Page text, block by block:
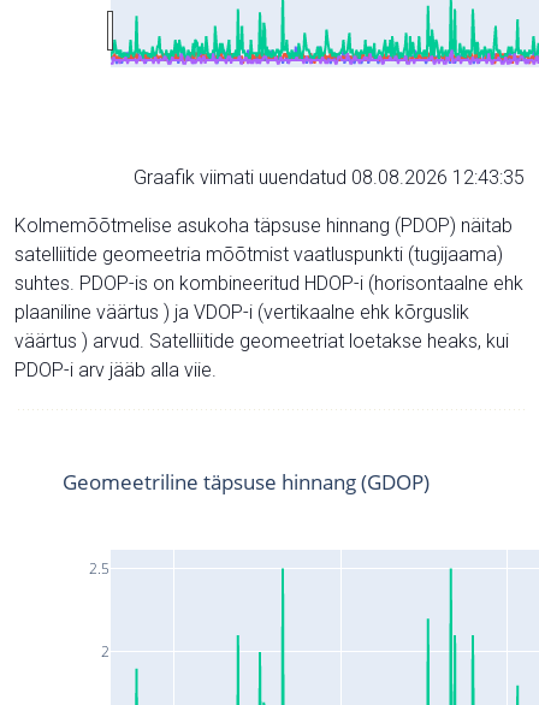
Graafik viimati uuendatud 08.08.2026 12:43:35
Kolmemõõtmelise asukoha täpsuse hinnang (PDOP) näitab
satelliitide geomeetria mõõtmist vaatluspunkti (tugijaama)
suhtes. PDOP-is on kombineeritud HDOP-i (horisontaalne ehk
plaaniline väärtus ) ja VDOP-i (vertikaalne ehk kõrguslik
väärtus ) arvud. Satelliitide geomeetriat loetakse heaks, kui
PDOP-i arv jääb alla viie.
2
2.5
Geomeetriline täpsuse hinnang (GDOP)